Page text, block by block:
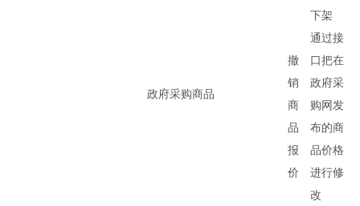
政府采购商品
下架
撤
销
商
品
报
价
通过接
口把在
政府采
购网发
布的商
品价格
进行修
改